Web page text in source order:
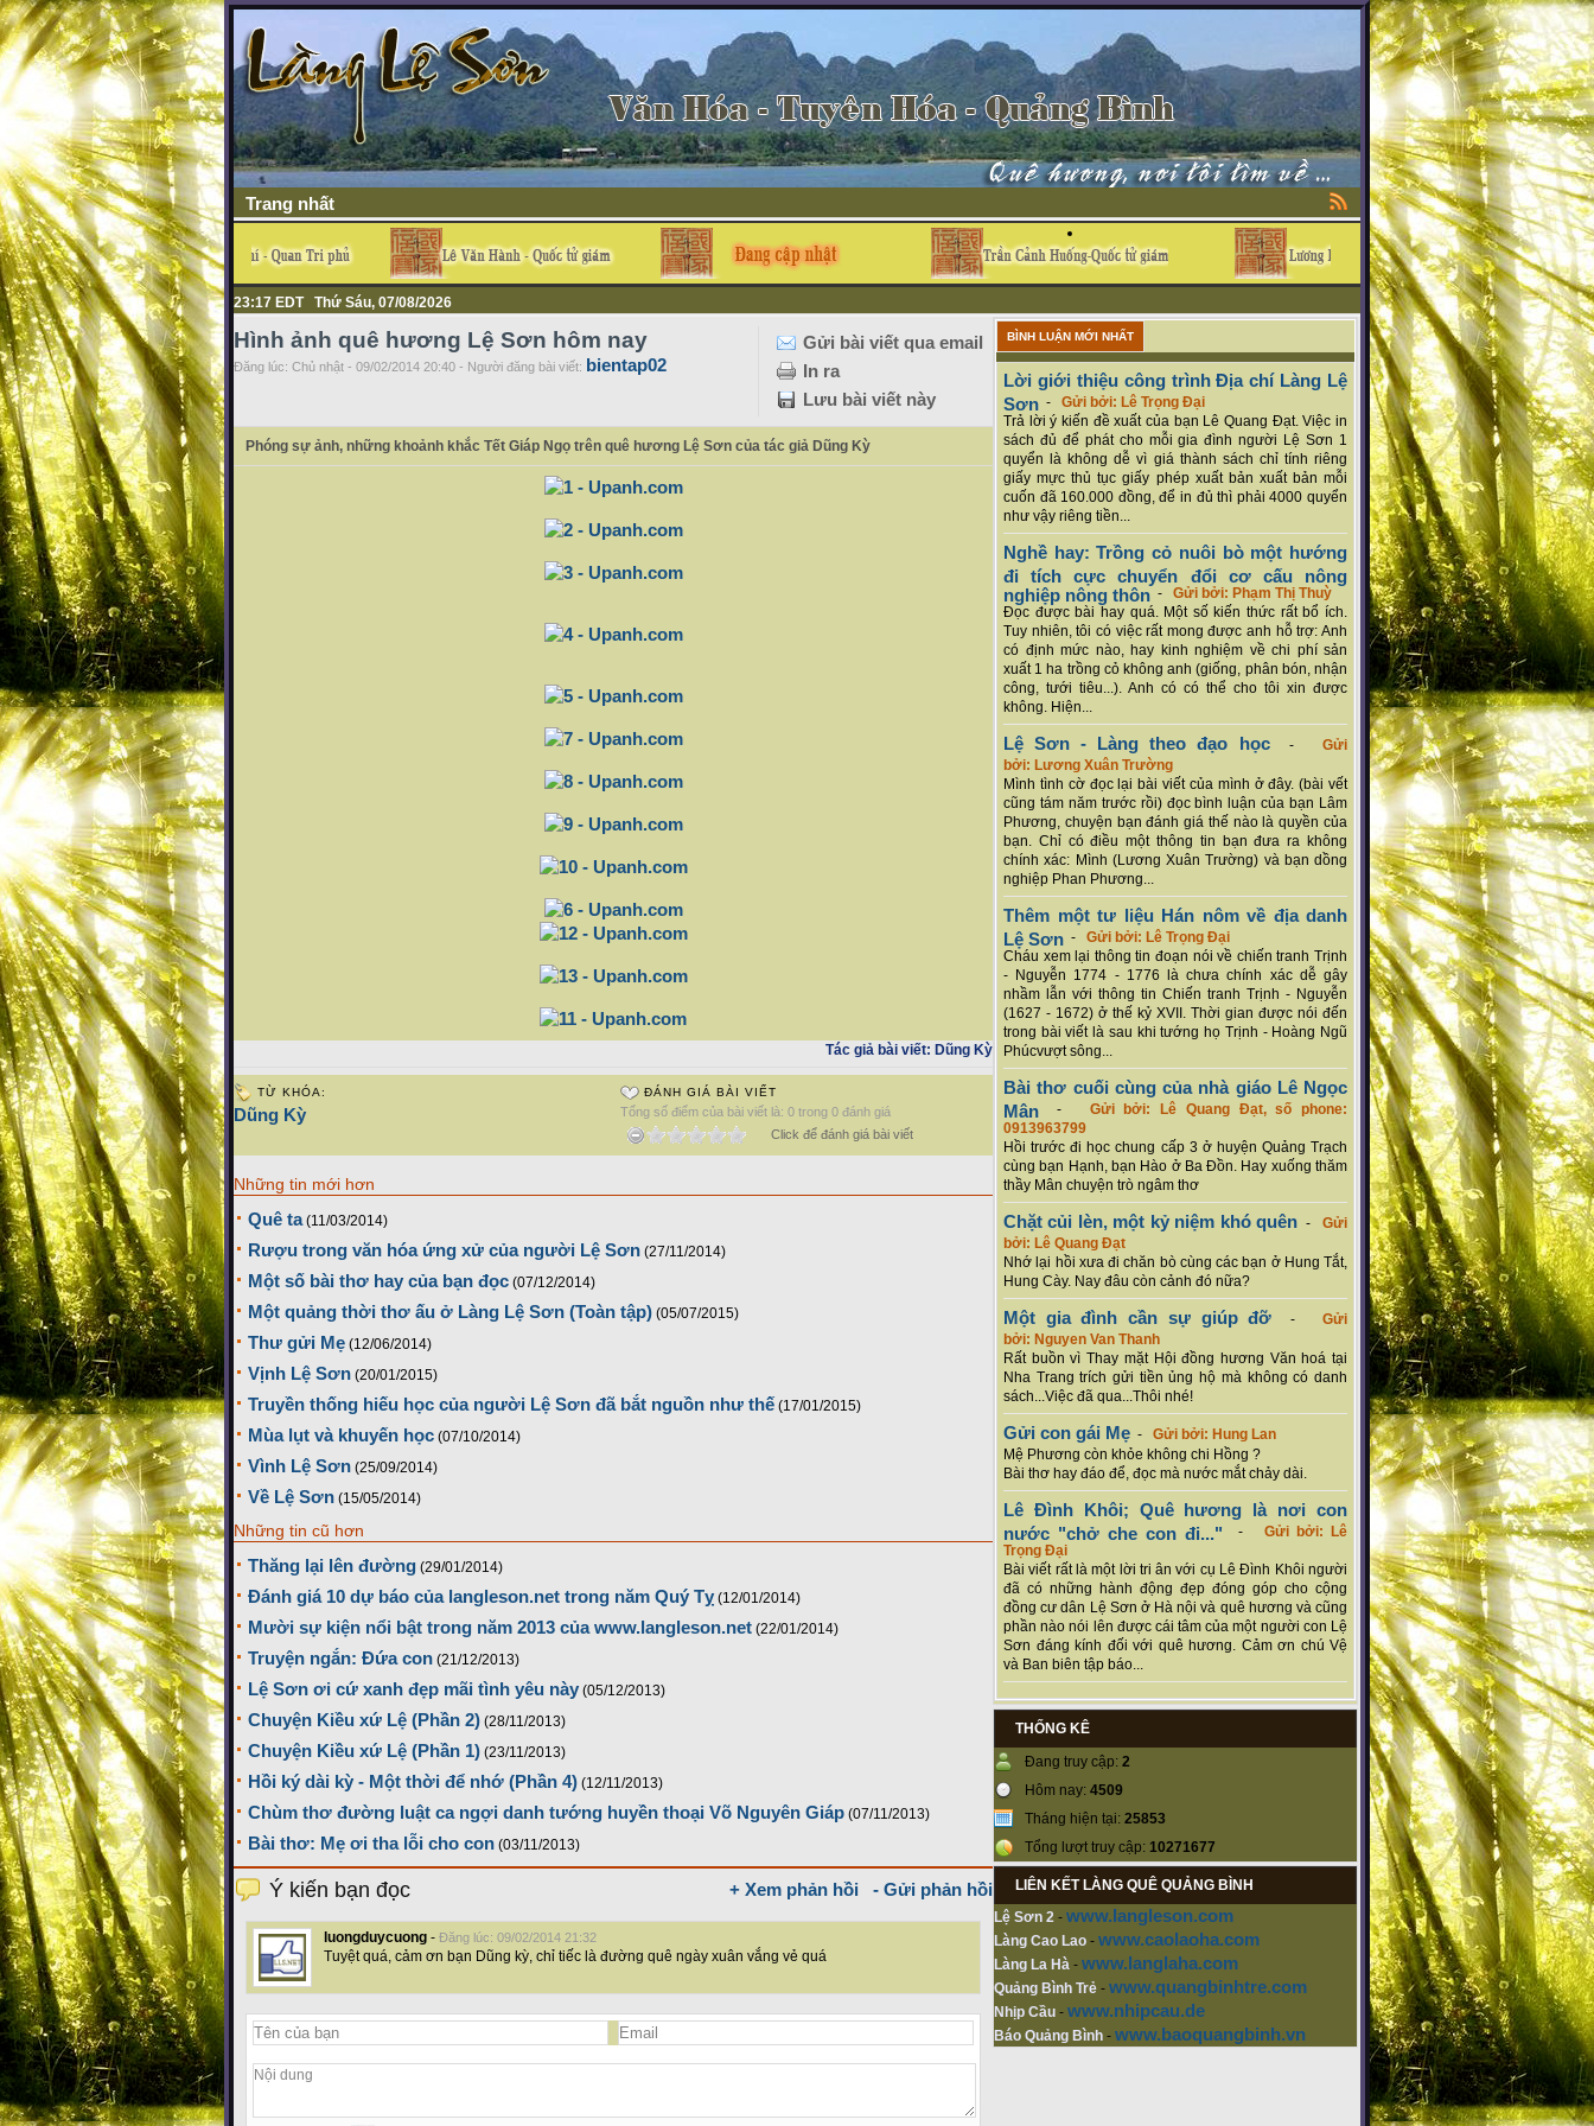
Trang nhất
23:17 EDT Thứ Sáu, 07/08/2026
Gửi bài viết qua email
In ra
Lưu bài viết này
Hình ảnh quê hương Lệ Sơn hôm nay
Đăng lúc: Chủ nhật - 09/02/2014 20:40 - Người đăng bài viết: bientap02
Phóng sự ảnh, những khoảnh khắc Tết Giáp Ngọ trên quê hương Lệ Sơn của tác giả Dũng Kỳ
Tác giả bài viết: Dũng Kỳ
TỪ KHÓA:
Dũng Kỳ
ĐÁNH GIÁ BÀI VIẾT
Tổng số điểm của bài viết là: 0 trong 0 đánh giá
Click để đánh giá bài viết
Những tin mới hơn
Quê ta (11/03/2014)
Rượu trong văn hóa ứng xử của người Lệ Sơn (27/11/2014)
Một số bài thơ hay của bạn đọc (07/12/2014)
Một quảng thời thơ ấu ở Làng Lệ Sơn (Toàn tập) (05/07/2015)
Thư gửi Mẹ (12/06/2014)
Vịnh Lệ Sơn (20/01/2015)
Truyền thống hiếu học của người Lệ Sơn đã bắt nguồn như thế (17/01/2015)
Mùa lụt và khuyến học (07/10/2014)
Vình Lệ Sơn (25/09/2014)
Về Lệ Sơn (15/05/2014)
Những tin cũ hơn
Thăng lại lên đường (29/01/2014)
Đánh giá 10 dự báo của langleson.net trong năm Quý Tỵ (12/01/2014)
Mười sự kiện nổi bật trong năm 2013 của www.langleson.net (22/01/2014)
Truyện ngắn: Đứa con (21/12/2013)
Lệ Sơn ơi cứ xanh đẹp mãi tình yêu này (05/12/2013)
Chuyện Kiều xứ Lệ (Phần 2) (28/11/2013)
Chuyện Kiều xứ Lệ (Phần 1) (23/11/2013)
Hồi ký dài kỳ - Một thời để nhớ (Phần 4) (12/11/2013)
Chùm thơ đường luật ca ngợi danh tướng huyền thoại Võ Nguyên Giáp (07/11/2013)
Bài thơ: Mẹ ơi tha lỗi cho con (03/11/2013)
+ Xem phản hồi - Gửi phản hồi
Ý kiến bạn đọc
luongduycuong - Đăng lúc: 09/02/2014 21:32
Tuyệt quá, cảm ơn bạn Dũng kỳ, chỉ tiếc là đường quê ngày xuân vắng vẻ quá
BÌNH LUẬN MỚI NHẤT
Lời giới thiệu công trình Địa chí Làng Lệ
Sơn - Gửi bởi: Lê Trọng Đại
Trả lời ý kiến đề xuất của bạn Lê Quang Đạt. Việc in
sách đủ để phát cho mỗi gia đình người Lệ Sơn 1
quyển là không dễ vì giá thành sách chỉ tính riêng
giấy mực thủ tục giấy phép xuất bản xuất bản mỗi
cuốn đã 160.000 đồng, để in đủ thì phải 4000 quyển
như vậy riêng tiền...
Nghề hay: Trồng cỏ nuôi bò một hướng
đi tích cực chuyển đổi cơ cấu nông
nghiệp nông thôn - Gửi bởi: Phạm Thị Thuỳ
Đọc được bài hay quá. Một số kiến thức rất bổ ích.
Tuy nhiên, tôi có việc rất mong được anh hỗ trợ: Anh
có định mức nào, hay kinh nghiệm về chi phí sản
xuất 1 ha trồng cỏ không anh (giống, phân bón, nhận
công, tưới tiêu...). Anh có có thể cho tôi xin được
không. Hiện...
Lệ Sơn - Làng theo đạo học-Gửi
bởi: Lương Xuân Trường
Mình tình cờ đọc lại bài viết của mình ở đây. (bài vết
cũng tám năm trước rồi) đọc bình luận của bạn Lâm
Phương, chuyện bạn đánh giá thế nào là quyền của
bạn. Chỉ có điều một thông tin bạn đưa ra không
chính xác: Mình (Lương Xuân Trường) và bạn dồng
nghiệp Phan Phương...
Thêm một tư liệu Hán nôm về địa danh
Lệ Sơn - Gửi bởi: Lê Trọng Đại
Cháu xem lại thông tin đoạn nói về chiến tranh Trịnh
- Nguyễn 1774 - 1776 là chưa chính xác dễ gây
nhầm lẫn với thông tin Chiến tranh Trịnh - Nguyễn
(1627 - 1672) ở thế kỷ XVII. Thời gian được nói đến
trong bài viết là sau khi tướng họ Trịnh - Hoàng Ngũ
Phúcvượt sông...
Bài thơ cuối cùng của nhà giáo Lê Ngọc
Mân - Gửi bởi: Lê Quang Đạt, số phone:
0913963799
Hồi trước đi học chung cấp 3 ở huyện Quảng Trạch
cùng bạn Hạnh, bạn Hào ở Ba Đồn. Hay xuống thăm
thầy Mân chuyện trò ngâm thơ
Chặt củi lèn, một kỷ niệm khó quên-Gửi
bởi: Lê Quang Đạt
Nhớ lại hồi xưa đi chăn bò cùng các bạn ở Hung Tắt,
Hung Cày. Nay đâu còn cảnh đó nữa?
Một gia đình cần sự giúp đỡ -Gửi
bởi: Nguyen Van Thanh
Rất buồn vì Thay mặt Hội đồng hương Văn hoá tại
Nha Trang trích gửi tiền ủng hộ mà không có danh
sách...Việc đã qua...Thôi nhé!
Gửi con gái Mẹ - Gửi bởi: Hung Lan
Mệ Phương còn khỏe không chi Hồng ?
Bài thơ hay đáo để, đọc mà nước mắt chảy dài.
Lê Đình Khôi; Quê hương là nơi con
nước "chở che con đi..." - Gửi bởi: Lê
Trọng Đại
Bài viết rất là một lời tri ân với cụ Lê Đình Khôi người
đã có những hành động đẹp đóng góp cho cộng
đồng cư dân Lệ Sơn ở Hà nội và quê hương và cũng
phần nào nói lên được cái tâm của một người con Lệ
Sơn đáng kính đối với quê hương. Cảm ơn chú Vệ
và Ban biên tập báo...
THỐNG KÊ
Đang truy cập: 2
Hôm nay: 4509
Tháng hiện tại: 25853
Tổng lượt truy cập: 10271677
LIÊN KẾT LÀNG QUÊ QUẢNG BÌNH
Lệ Sơn 2 - www.langleson.com
Làng Cao Lao - www.caolaoha.com
Làng La Hà - www.langlaha.com
Quảng Bình Trẻ - www.quangbinhtre.com
Nhịp Cầu - www.nhipcau.de
Báo Quảng Bình - www.baoquangbinh.vn